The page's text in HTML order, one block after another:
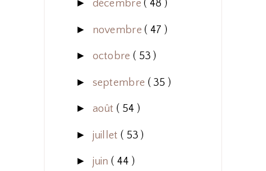
► décembre( 48 )
► novembre( 47 )
► octobre ( 53 )
► septembre ( 35 )
► août ( 54 )
► juillet ( 53 )
► juin ( 44 )